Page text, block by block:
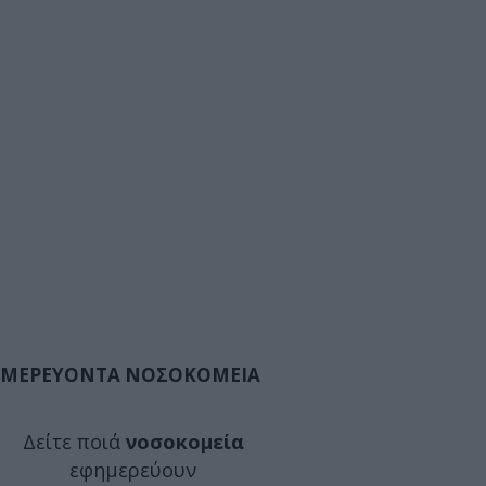
ΝΟΣΟΚΟΜΕΙΑ
Δείτε ποιά νοσοκομεία
εφημερεύουν